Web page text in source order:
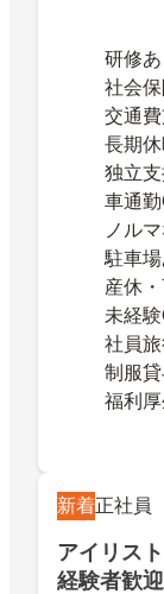
研修あ
社会
交通
長期休
独立支
車通
ノル
駐車場
産休
未経
社員旅
制服
福利
新着正社員
アイリス
経験者歓